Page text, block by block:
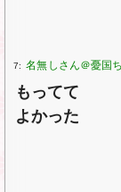
7:
もってて
よかった